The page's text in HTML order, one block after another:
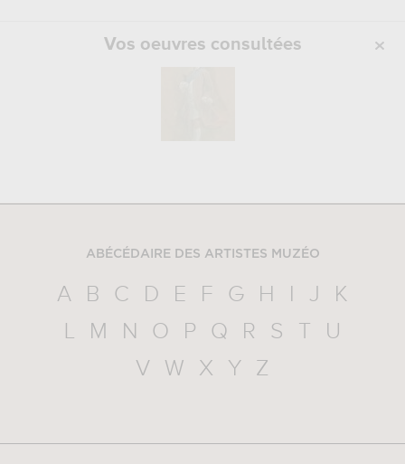
Vos oeuvres consultées
ABÉCÉDAIRE DES ARTISTES MUZÉO
A B C D E F G H I J
K
L
M N O P Q R S T
U
V
W X Y Z